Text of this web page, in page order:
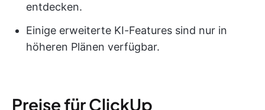
entdecken.
Einige erweiterte KI-Features sind nur in
höheren Plänen verfügbar.
Preise für ClickUp